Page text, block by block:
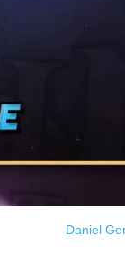
Daniel